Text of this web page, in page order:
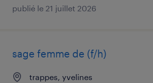
publié le 21 juillet 2026
sage femme de (f/h)
trappes, yvelines